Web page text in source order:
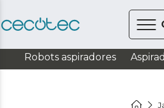
Robots aspiradores